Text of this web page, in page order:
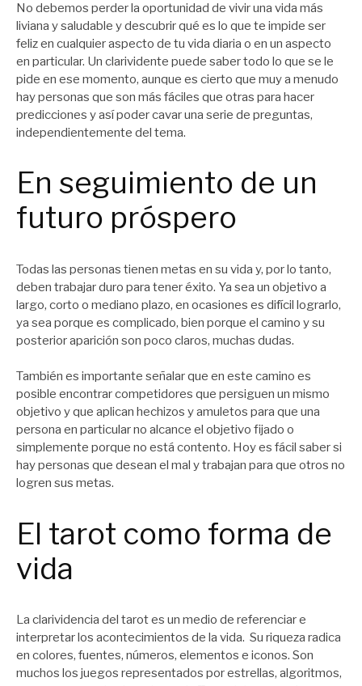
No debemos perder la oportunidad de vivir una vida más
liviana y saludable y descubrir qué es lo que te impide ser
feliz en cualquier aspecto de tu vida diaria o en un aspecto
en particular. Un clarividente puede saber todo lo que se le
pide en ese momento, aunque es cierto que muy a menudo
hay personas que son más fáciles que otras para hacer
predicciones y así poder cavar una serie de preguntas,
independientemente del tema.
En seguimiento de un
futuro próspero
Todas las personas tienen metas en su vida y, por lo tanto,
deben trabajar duro para tener éxito. Ya sea un objetivo a
largo, corto o mediano plazo, en ocasiones es difícil lograrlo,
ya sea porque es complicado, bien porque el camino y su
posterior aparición son poco claros, muchas dudas.
También es importante señalar que en este camino es
posible encontrar competidores que persiguen un mismo
objetivo y que aplican hechizos y amuletos para que una
persona en particular no alcance el objetivo fijado o
simplemente porque no está contento. Hoy es fácil saber si
hay personas que desean el mal y trabajan para que otros no
logren sus metas.
El tarot como forma de
vida
La clarividencia del tarot es un medio de referenciar e
interpretar los acontecimientos de la vida. Su riqueza radica
en colores, fuentes, números, elementos e iconos. Son
muchos los juegos representados por estrellas, algoritmos,